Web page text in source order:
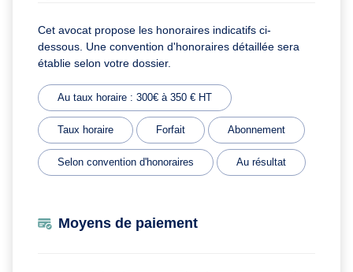
Cet avocat propose les honoraires indicatifs ci-
dessous. Une convention d'honoraires détaillée sera
établie selon votre dossier.
Au taux horaire : 300€ à 350 € HT
Taux horaire Forfait Abonnement
Selon convention d'honoraires Au résultat
Moyens de paiement